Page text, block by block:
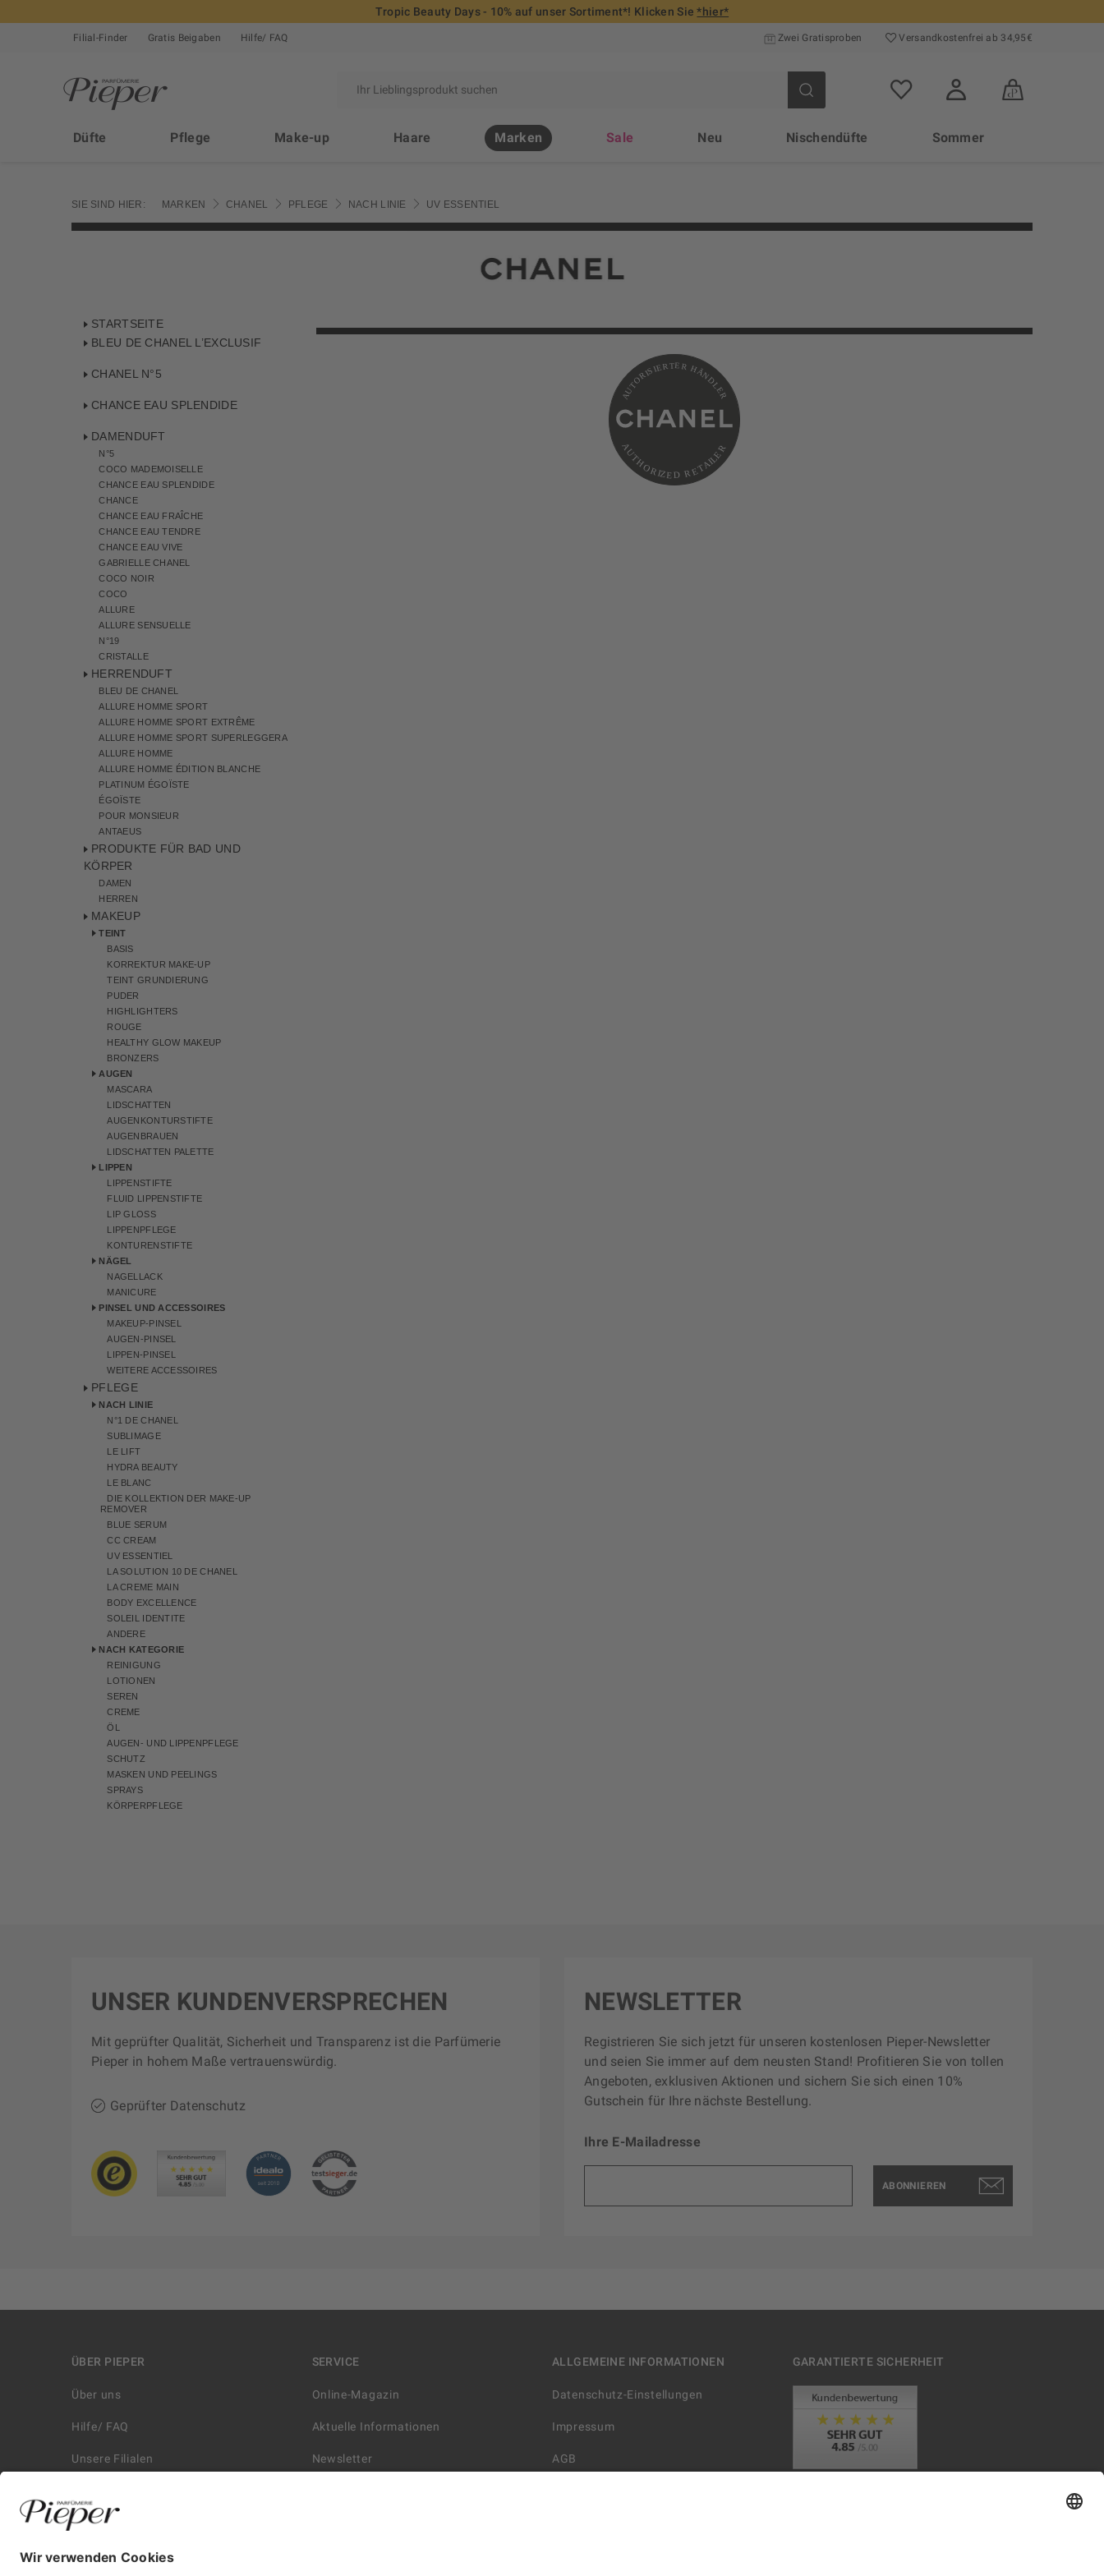
Tropic Beauty Days - 10% auf unser Sortiment*! Klicken Sie*hier*
Filial-Finder Gratis Beigaben Hilfe/ FAQ Zwei Gratisproben Versand­kosten­frei ab 34,95€
Düfte Pflege Make-up Haare Marken Sale Neu Nischendüfte Sommer
SIE SIND HIER: MARKEN CHANEL PFLEGE NACH LINIE UV ESSENTIEL
STARTSEITE
BLEU DE CHANEL L’EXCLUSIF
CHANEL N°5
CHANCE EAU SPLENDIDE
DAMENDUFT
N°5
COCO MADEMOISELLE
CHANCE EAU SPLENDIDE
CHANCE
CHANCE EAU FRAÎCHE
CHANCE EAU TENDRE
CHANCE EAU VIVE
GABRIELLE CHANEL
COCO NOIR
COCO
ALLURE
ALLURE SENSUELLE
N°19
CRISTALLE
HERRENDUFT
BLEU DE CHANEL
ALLURE HOMME SPORT
ALLURE HOMME SPORT EXTRÊME
ALLURE HOMME SPORT SUPERLEGGERA
ALLURE HOMME
ALLURE HOMME ÉDITION BLANCHE
PLATINUM ÉGOÏSTE
ÉGOÏSTE
POUR MONSIEUR
ANTAEUS
PRODUKTE FÜR BAD UND
KÖRPER
DAMEN
HERREN
MAKEUP
TEINT
BASIS
KORREKTUR MAKE-UP
TEINT GRUNDIERUNG
PUDER
HIGHLIGHTERS
ROUGE
HEALTHY GLOW MAKEUP
BRONZERS
AUGEN
MASCARA
LIDSCHATTEN
AUGENKONTURSTIFTE
AUGENBRAUEN
LIDSCHATTEN PALETTE
LIPPEN
LIPPENSTIFTE
FLUID LIPPENSTIFTE
LIP GLOSS
LIPPENPFLEGE
KONTURENSTIFTE
NÄGEL
NAGELLACK
MANICURE
PINSEL UND ACCESSOIRES
MAKEUP-PINSEL
AUGEN-PINSEL
LIPPEN-PINSEL
WEITERE ACCESSOIRES
PFLEGE
NACH LINIE
N°1 DE CHANEL
SUBLIMAGE
LE LIFT
HYDRA BEAUTY
LE BLANC
DIE KOLLEKTION DER MAKE-UP
REMOVER
BLUE SERUM
CC CREAM
UV ESSENTIEL
LA SOLUTION 10 DE CHANEL
LA CREME MAIN
BODY EXCELLENCE
SOLEIL IDENTITE
ANDERE
NACH KATEGORIE
REINIGUNG
LOTIONEN
SEREN
CREME
ÖL
AUGEN- UND LIPPENPFLEGE
SCHUTZ
MASKEN UND PEELINGS
SPRAYS
KÖRPERPFLEGE
NEWSLETTER
Registrieren Sie sich jetzt für unseren kostenlosen Pieper-Newsletter
und seien Sie immer auf dem neusten Stand! Profitieren Sie von tollen
Angeboten, exklusiven Aktionen und sichern Sie sich einen 10%
Gutschein für Ihre nächste Bestellung.
Ihre E-Mailadresse
ABONNIEREN
UNSER KUNDENVERSPRECHEN
Mit geprüfter Qualität, Sicherheit und Transparenz ist die Parfümerie
Pieper in hohem Maße vertrauenswürdig.
Geprüfter Datenschutz
ÜBER PIEPER
Über uns
Hilfe/ FAQ
Unsere Filialen
Historie
Affiliate
SERVICE
Online-Magazin
Aktuelle Informationen
Newsletter
ALLGEMEINE INFORMATIONEN
Datenschutz-Einstellungen
Impressum
AGB
GARANTIERTE SICHERHEIT